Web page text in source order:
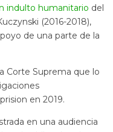
indulto humanitario del
(2016-2018),
de una parte de la
Corte Suprema que lo
en 2019.
en una audiencia